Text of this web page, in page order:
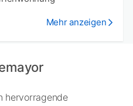
Mehr anzeigen
hervorragende